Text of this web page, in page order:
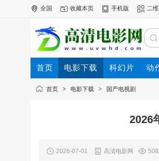
全国 收藏本页 手机版 二
首页 电影下载 科幻片 动
电影专题 下载帮助
首页 > 电影下载 > 国产电视剧
2026
2026-07-01 高清电影网 508